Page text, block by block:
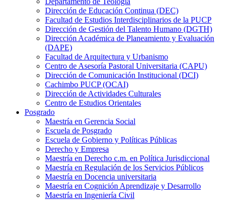
Dirección de Educación Continua (DEC)
Facultad de Estudios Interdisciplinarios de la PUCP
Dirección de Gestión del Talento Humano (DGTH)
Dirección Académica de Planeamiento y Evaluación
(DAPE)
Facultad de Arquitectura y Urbanismo
Centro de Asesoría Pastoral Universitaria (CAPU)
Dirección de Comunicación Institucional (DCI)
Cachimbo PUCP (OCAI)
Dirección de Actividades Culturales
Centro de Estudios Orientales
Posgrado
Maestría en Gerencia Social
Escuela de Posgrado
Escuela de Gobierno y Políticas Públicas
Derecho y Empresa
Maestría en Derecho c.m. en Política Jurisdiccional
Maestría en Regulación de los Servicios Públicos
Maestría en Docencia universitaria
Maestría en Cognición Aprendizaje y Desarrollo
Maestría en Ingeniería Civil